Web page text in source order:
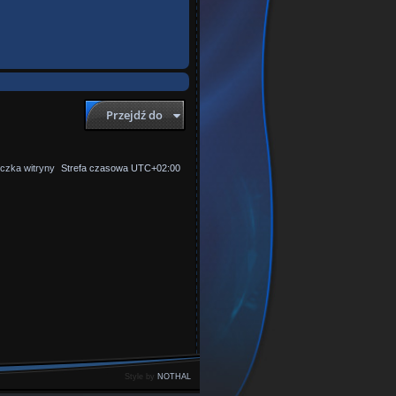
Przejdź do
Strefa czasowa UTC+02:00
witryny
Style by NOTHAL